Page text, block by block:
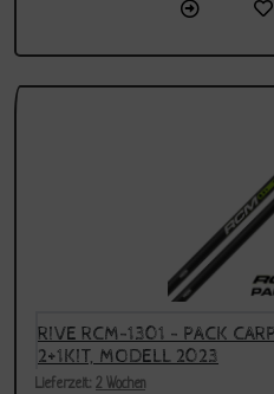
RIVE RCM-1301 - PACK
2+1KIT, MODELL 2023
Lieferzeit: 2 Wochen